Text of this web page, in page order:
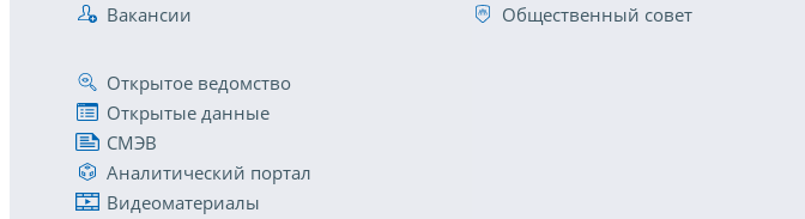
Вакансии
Общественный совет
Открытое ведомство
Открытые данные
СМЭВ
Аналитический портал
Видеоматериалы